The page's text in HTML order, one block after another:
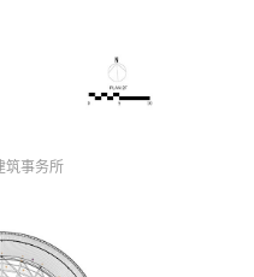
筑事务所